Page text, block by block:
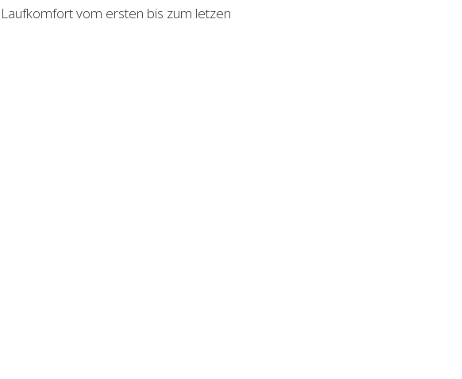
vom ersten bis zum letzen